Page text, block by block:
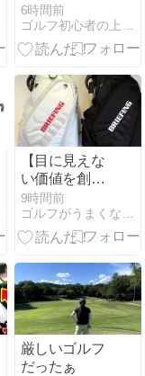
習場(打ちっぱ
なし・シュミ
レーションゴ
すすめ5選
6時間前
【目に見えな
い価値を創
出】秘めた力
を刺激する武
器！
9時間前
厳しいゴルフ
だったぁ